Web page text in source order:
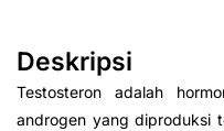
Deskripsi
Testosteron adalah
androgen yang diproduksi